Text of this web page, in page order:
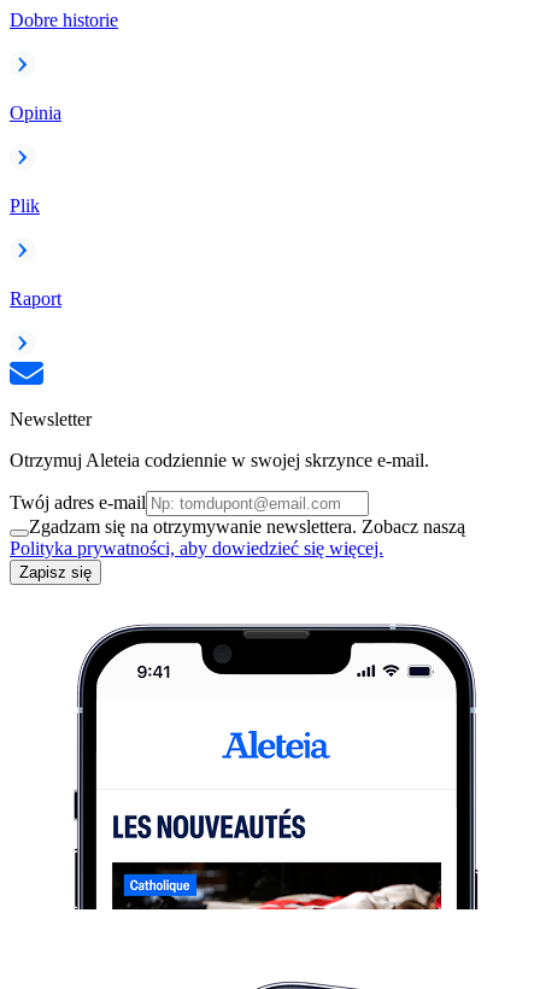
Dobre historie
Opinia
Plik
Raport
Newsletter
Otrzymuj Aleteia codziennie w swojej skrzynce e-mail.
Twój adres e-mail
Zgadzam się na otrzymywanie newslettera. Zobacz naszą
Polityka prywatności, aby dowiedzieć się więcej.
Zapisz się